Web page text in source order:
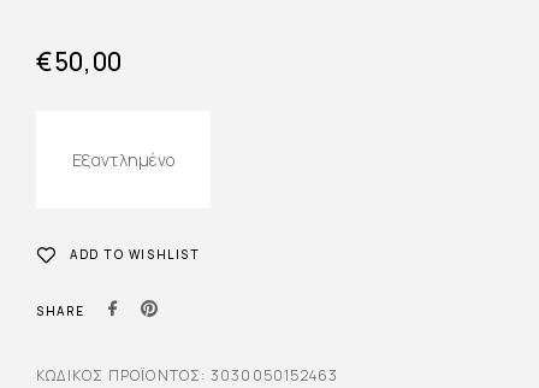
€50,00
Εξαντλημένο
ADD TO WISHLIST
SHARE
ΚΩΔΙΚΌΣ ΠΡΟΪΌΝΤΟΣ: 3030050152463